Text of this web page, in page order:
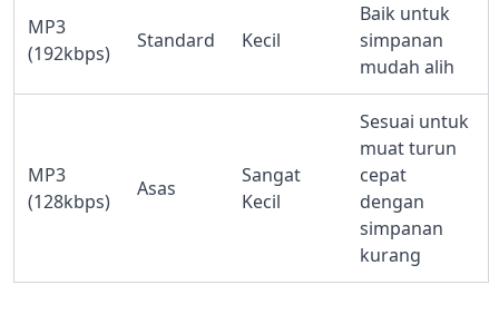
MP3
(192kbps)
Standard Kecil
Baik untuk
simpanan
mudah alih
MP3
(128kbps)
Asas
Sangat
Kecil
Sesuai untuk
muat turun
cepat
dengan
simpanan
kurang